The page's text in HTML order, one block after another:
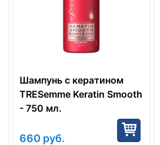
Шампунь с кератином
TRESemme Keratin Smooth
- 750 мл.
660 руб.